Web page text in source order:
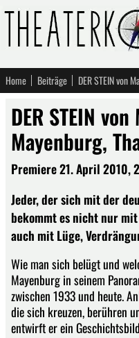
Home Beiträge
DER STEIN
Mayenburg,
Premiere 21. April 2010,
Jeder, der sich mit der
bekommt es nicht nur
auch mit Lüge,
Wie man sich belügt und
Mayenburg in seinem
zwischen 1933 und heute.
die sich kreuzen, berühren
entwirft er ein